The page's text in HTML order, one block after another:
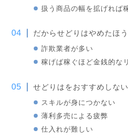
扱う商品の幅を拡げれば
だからせどりはやめたほ
詐欺業者が多い
稼げば稼ぐほど金銭的な
せどりはをおすすめしな
スキルが身につかない
薄利多売による疲弊
仕入れが難しい